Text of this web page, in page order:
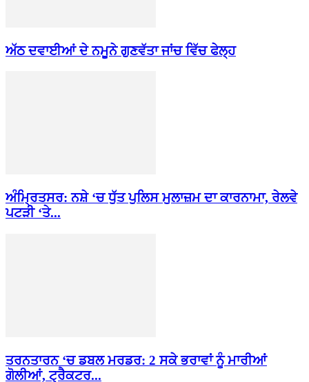
ਅੱਠ ਦਵਾਈਆਂ ਦੇ ਨਮੂਨੇ ਗੁਣਵੱਤਾ ਜਾਂਚ ਵਿੱਚ ਫੇਲ੍ਹ
ਅੰਮ੍ਰਿਤਸਰ: ਨਸ਼ੇ ‘ਚ ਧੁੱਤ ਪੁਲਿਸ ਮੁਲਾਜ਼ਮ ਦਾ ਕਾਰਨਾਮਾ, ਰੇਲਵੇ
ਪਟੜੀ ‘ਤੇ...
ਤਰਨਤਾਰਨ ‘ਚ ਡਬਲ ਮਰਡਰ: 2 ਸਕੇ ਭਰਾਵਾਂ ਨੂੰ ਮਾਰੀਆਂ
ਗੋਲੀਆਂ, ਟ੍ਰੈਕਟਰ...